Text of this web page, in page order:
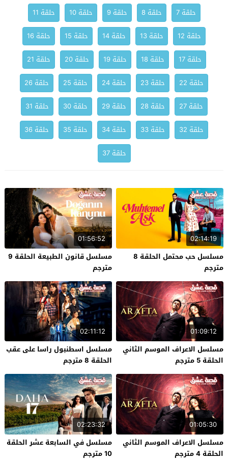
حلقة 7
حلقة 8 حلقة 9 حلقة 10
حلقة 11
حلقة 12
حلقة 13 حلقة 14 حلقة 15
حلقة 16
حلقة 17
حلقة 18 حلقة 19 حلقة 20
حلقة 21
حلقة 22
حلقة 23 حلقة 24 حلقة 25
حلقة 26
حلقة 27
حلقة 28 حلقة 29 حلقة 30
حلقة 31
حلقة 32
حلقة 33 حلقة 34 حلقة 35
حلقة 36
حلقة 37
02:14:19
مسلسل حب محتمل الحلقة 8
مترجم
01:56:52
مسلسل قانون الطبيعة الحلقة 9
مترجم
01:09:12
مسلسل الاعراف الموسم الثاني
الحلقة 5 مترجم
02:11:12
مسلسل اسطنبول راسا على عقب
الحلقة 8 مترجم
01:05:30
مسلسل الاعراف الموسم الثاني
الحلقة 4 مترجم
02:23:32
مسلسل في السابعة عشر الحلقة
10 مترجم